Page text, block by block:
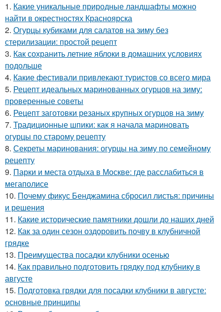
1. Какие уникальные природные ландшафты можно
найти в окрестностях Красноярска
2. Огурцы кубиками для салатов на зиму без
стерилизации: простой рецепт
3. Как сохранить летние яблоки в домашних условиях
подольше
4. Какие фестивали привлекают туристов со всего мира
5. Рецепт идеальных маринованных огурцов на зиму:
проверенные советы
6. Рецепт заготовки резаных крупных огурцов на зиму
7. Традиционные шпики: как я начала мариновать
огурцы по старому рецепту
8. Секреты маринования: огурцы на зиму по семейному
рецепту
9. Парки и места отдыха в Москве: где расслабиться в
мегаполисе
10. Почему фикус Бенджамина сбросил листья: причины
и решения
11. Какие исторические памятники дошли до наших дней
12. Как за один сезон оздоровить почву в клубничной
грядке
13. Преимущества посадки клубники осенью
14. Как правильно подготовить грядку под клубнику в
августе
15. Подготовка грядки для посадки клубники в августе:
основные принципы